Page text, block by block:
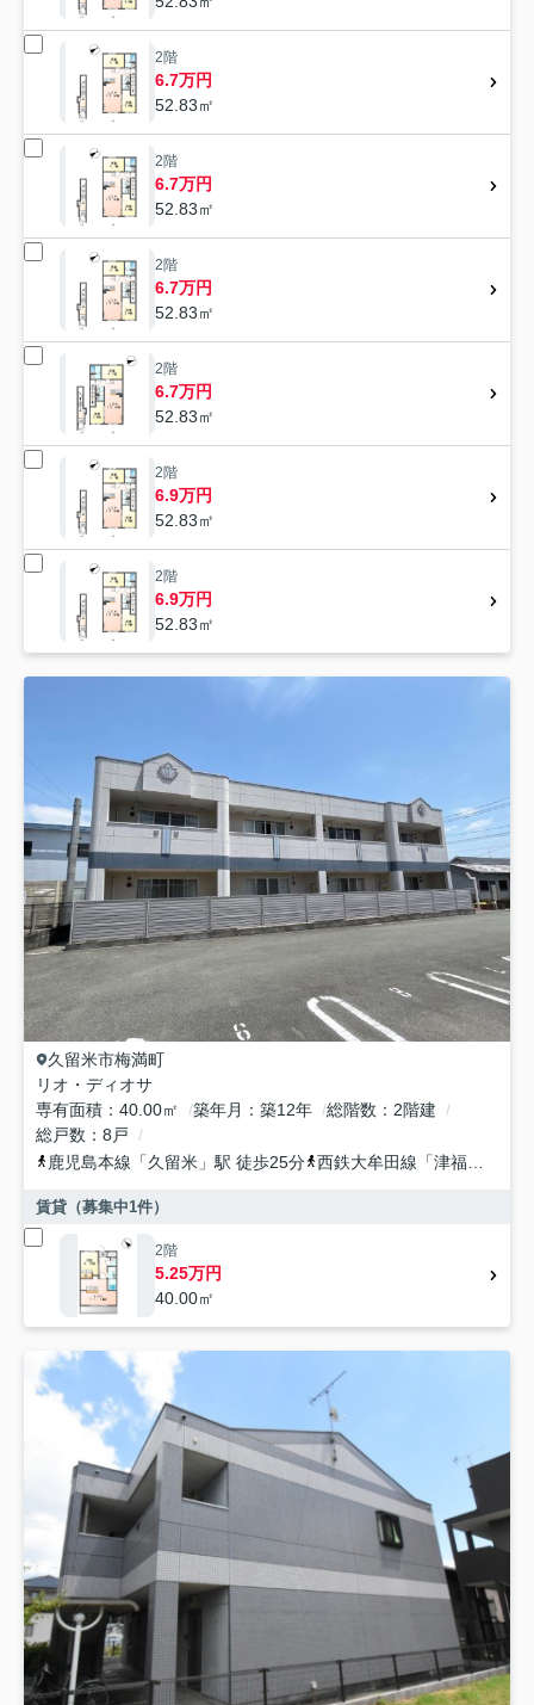
2階
6.7万円
52.83㎡
2階
6.7万円
52.83㎡
2階
6.7万円
52.83㎡
2階
6.7万円
52.83㎡
2階
6.9万円
52.83㎡
2階
6.9万円
52.83㎡
久留米市梅満町
リオ・ディオサ
専有面積
40.00㎡ 築年月 築12年 総階数
2階建
総戸数
8戸
鹿児島本線 「久留米 」駅 徒歩25分 西鉄大牟田線 「津福
賃貸（募集中1件）
2階
5.25万円
40.00㎡